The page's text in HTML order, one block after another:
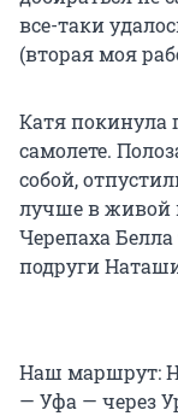
все-таки
(вторая моя
Катя покинула
самолете.
собой,
лучше в живой
Черепаха Белла
подруги
Наш маршрут:
— Уфа — через